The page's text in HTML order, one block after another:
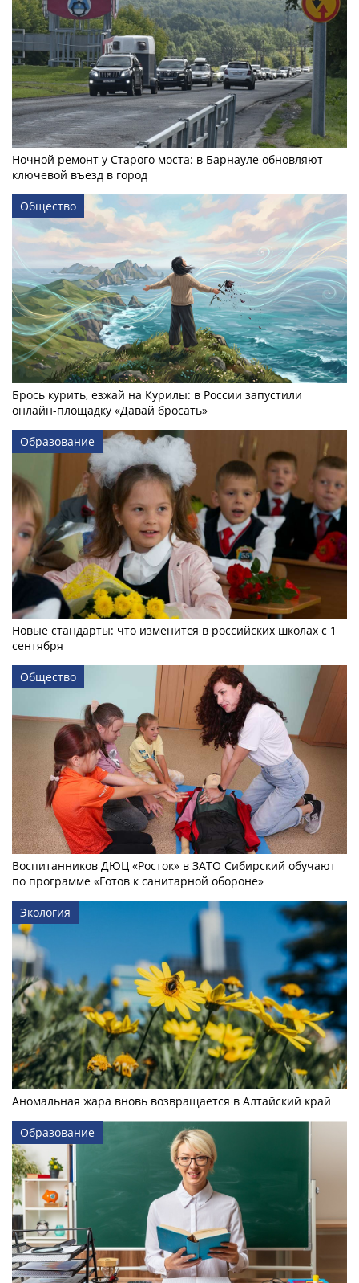
Ночной ремонт у Старого моста: в Барнауле обновляют
ключевой въезд в город
Общество
Брось курить, езжай на Курилы: в России запустили
онлайн-­площадку «Давай бросать»
Образование
Новые стандарты: что изменится в российских школах с 1
сентября
Общество
Воспитанников ДЮЦ «Росток» в ЗАТО Сибирский обучают
по программе «Готов к санитарной обороне»
Экология
Аномальная жара вновь возвращается в Алтайский край
Образование